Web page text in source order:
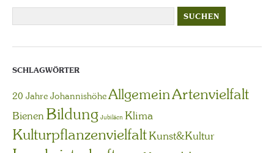
SCHLAGWÖRTER
20 Jahre JohannishöheAllgemeinArtenvielfalt
Bienen Bildung Jubiläen Klima
KulturpflanzenvielfaltKunst&Kultur